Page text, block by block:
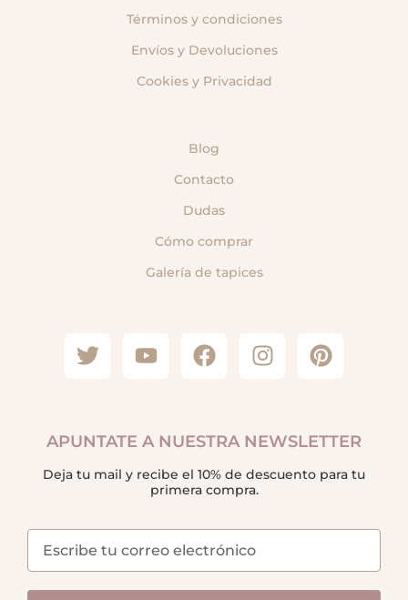
Términos y condiciones
Envíos y Devoluciones
Cookies y Privacidad
Blog
Contacto
Dudas
Cómo comprar
Galería de tapices
APUNTATE A NUESTRA NEWSLETTER
Deja tu mail y recibe el 10% de descuento para tu
primera compra.